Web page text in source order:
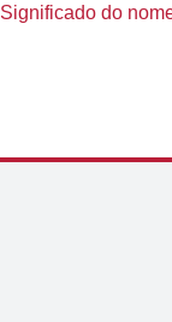
Significado do